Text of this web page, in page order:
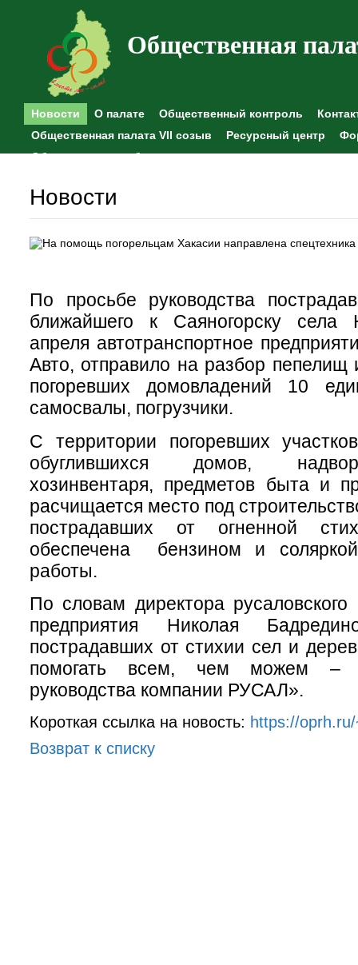
Общественная
Новости О палате Общественный контроль
Общественная палата VII созыв
Ресурсный центр
Общественные наблюдения
Новости
По просьбе руководства
ближайшего к Саяногорску села
апреля автотранспортное
Авто, отправило на разбор
погоревших домовладений 10
самосвалы, погрузчики.
С территории погоревших
обуглившихся домов,
хозинвентаря, предметов быта и
расчищается место под
пострадавших от огненной
обеспечена бензином и
работы.
По словам директора русаловского
предприятия Николая
пострадавших от стихии сел и
помогать всем, чем можем –
руководства компании РУСАЛ».
Короткая ссылка на новость: https://
Возврат к списку